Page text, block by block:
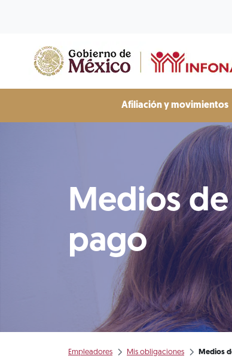
Afiliación y movimientos
Medios de
pago
Empleadores Mis obligaciones Medios